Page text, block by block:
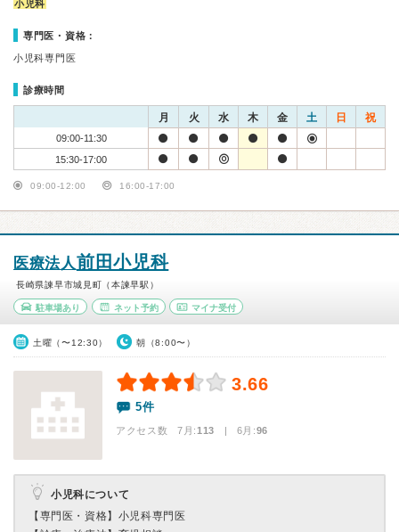
小児科
専門医・資格：
小児科専門医
診療時間
月 火 水 木 金 土 日 祝
09:00-11:30
15:30-17:00
09:00-12:00 16:00-17:00
医療法人前田小児科
長崎県諫早市城見町（本諫早駅）
駐車場あり ネット予約 マイナ受付
土曜（〜12:30） 朝（8:00〜）
3.66
5件
アクセス数 7月:113 | 6月:96
小児科について
【専門医・資格】 小児科専門医